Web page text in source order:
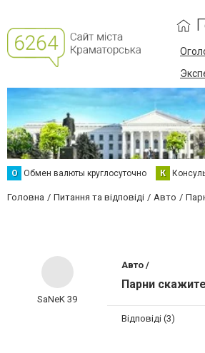
О Обмен валюты круглосуточно К
Головна Питання та відповіді Авто
SaNeK 39
Авто /
Парни
Відповіді (3)